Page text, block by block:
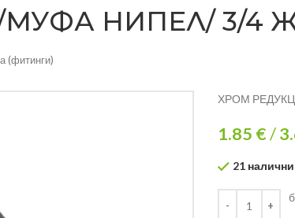
НИПЕЛ/ 3/4 Ж,
(фитинги)
ХРОМ
1.85 €/
21 налични